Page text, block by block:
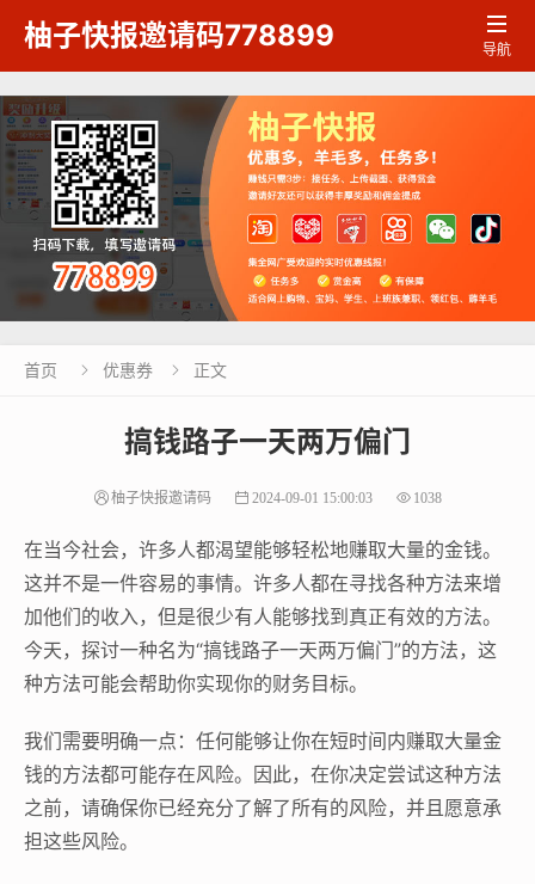
柚子快报邀请码778899 
导航
首页  优惠券  正文
搞钱路子一天两万偏门
柚子快报邀请码 2024-09-01 15:00:03 1038
在当今社会，许多人都渴望能够轻松地赚取大量的金钱。
这并不是一件容易的事情。许多人都在寻找各种方法来增
加他们的收入，但是很少有人能够找到真正有效的方法。
今天，探讨一种名为“搞钱路子一天两万偏门”的方法，这
种方法可能会帮助你实现你的财务目标。
我们需要明确一点：任何能够让你在短时间内赚取大量金
钱的方法都可能存在风险。因此，在你决定尝试这种方法
之前，请确保你已经充分了解了所有的风险，并且愿意承
担这些风险。